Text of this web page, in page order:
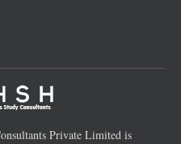
Private Limited is